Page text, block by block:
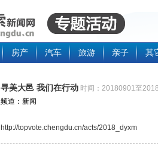
房产 汽车 旅游 亲子 其
寻美大邑 我们在行动 时间：20180901至
频道：新闻
http://topvote.chengdu.cn/acts/2018_dyxm